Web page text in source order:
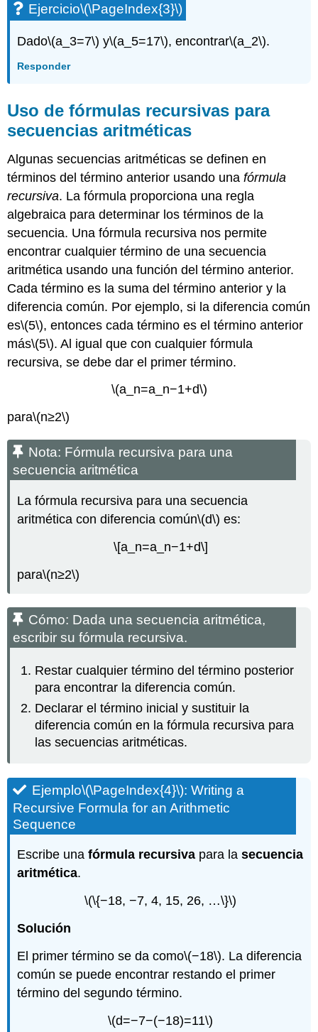
Ejercicio\(\PageIndex{3}\)
Dado\(a_3=7\) y\(a_5=17\), encontrar\(a_2\).
Responder
Uso de fórmulas recursivas para
secuencias aritméticas
Algunas secuencias aritméticas se definen en
términos del término anterior usando unafórmula
recursiva. La fórmula proporciona una regla
algebraica para determinar los términos de la
secuencia. Una fórmula recursiva nos permite
encontrar cualquier término de una secuencia
aritmética usando una función del término anterior.
Cada término es la suma del término anterior y la
diferencia común. Por ejemplo, si la diferencia común
es\(5\), entonces cada término es el término anterior
más\(5\). Al igual que con cualquier fórmula
recursiva, se debe dar el primer término.
\(a_n=a_n−1+d\)
para\(n≥2\)
Nota: Fórmula recursiva para una
secuencia aritmética
La fórmula recursiva para una secuencia
aritmética con diferencia común\(d\) es:
\[a_n=a_n−1+d\]
para\(n≥2\)
Cómo: Dada una secuencia aritmética,
escribir su fórmula recursiva.
Restar cualquier término del término posterior
para encontrar la diferencia común.
Declarar el término inicial y sustituir la
diferencia común en la fórmula recursiva para
las secuencias aritméticas.
Ejemplo\(\PageIndex{4}\): Writing a
Recursive Formula for an Arithmetic
Sequence
Escribe unafórmula recursiva para lasecuencia
aritmética.
\(\{−18, −7, 4, 15, 26, …\}\)
Solución
El primer término se da como\(−18\). La diferencia
común se puede encontrar restando el primer
término del segundo término.
\(d=−7−(−18)=11\)